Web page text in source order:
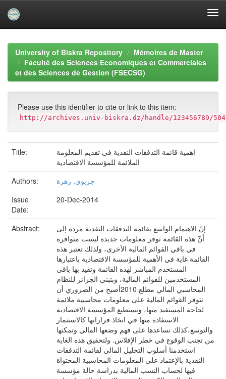
navigationUniversity of Biskra Repository
Mémoires de Master
Faculté des Sciences Economiques et Commerciales
et des Sciences de Gestion (FSECSG)
Please use this identifier to cite or link to this item:
http://archives.univ-biskra.dz/handle/123456789/
Title:
اهمية قائمة التدفقات النقدية في تقديم المعلومة
الملائمة للمؤسسة الاقتصادية
Authors:
جريوي, زهرة
Issue
Date:
20-Dec-2014
Abstract:
إنّ الاهتمام الواسع بقائمة التدفقات النقدية مرده إلى
أنّ هذه القائمة توفر معلومات جديدة ليست متوافرة
في باقي القوائم المالية الأخرى، ولذلك تعتبر هذه
القائمة غاية في الأهمية للمؤسسة الاقتصادية باعتبارها
المستخدم المباشر لهذه القائمة وتفيد بها باقي
المستخدمين للقوائم المالية، وبتبني الجزائر للنظام
المحاسبي المالي مطلع 2010أصبح من الضروري أن
تتوفر القوائم المالية على معلومات محاسبية ملائمة
لحاجة المستفيد منها، وتستطيع المؤسسة الاقتصادية
الاستفادة منها في اتخاذ قراراتها كالاستثمار
والتوسع،كذلك تساعدها على فهم وضعها المالي وتمكنها
من تجنب الوقوع في خطر الإفلاس. ولتحقيق هذه الغاية
استخدمنا أسلوب التحليل المالي لقائمة التدفقات
النقدية بالإعتماد على المعلومات المحاسبية المحتواة
فيها لحساب النسب المالية بدراسة حالة مؤسسة